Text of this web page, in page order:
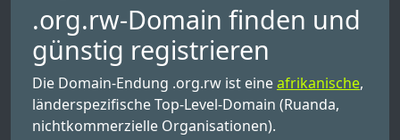
.org.rw-Domain finden und
günstig registrieren
Die Domain-Endung .org.rw ist eineafrikanische,
länderspezifische Top-Level-Domain (Ruanda,
nichtkommerzielle Organisationen).